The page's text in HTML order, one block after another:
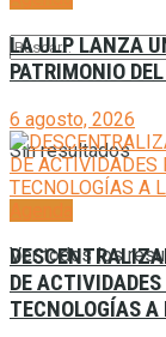
Sin resultados
Ver todos los
LA ULP LANZA
PATRIMONIO
6 agosto, 2026
DE
TECNOLOGÍAS